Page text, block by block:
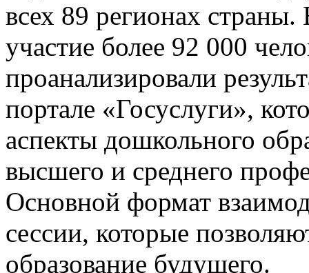
всех 89 регионах
участие более 92 000
проанализировали
портале «Госуслуги»,
аспекты дошкольного
высшего и среднего
Основной формат
сессии, которые
образование будущего.